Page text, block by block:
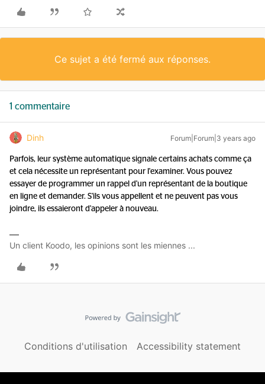
Ce sujet a été fermé aux réponses.
1 commentaire
Dinh Forum|Forum|3 years ago
Parfois, leur système automatique signale certains achats comme ça
et cela nécessite un représentant pour l'examiner. Vous pouvez
essayer de programmer un rappel d'un représentant de la boutique
en ligne et demander. S'ils vous appellent et ne peuvent pas vous
joindre, ils essaieront d'appeler à nouveau.
Un client Koodo, les opinions sont les miennes ...
Conditions d'utilisation Accessibility statement